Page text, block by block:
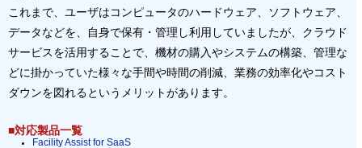
これまで、ユーザはコンピュータのハードウェア、ソフトウェア、
データなどを、自身で保有・管理し利用していましたが、クラウド
サービスを活用することで、機材の購入やシステムの構築、管理な
どに掛かっていた様々な手間や時間の削減、業務の効率化やコスト
ダウンを図れるというメリットがあります。
■対応製品一覧
Facility Assist for SaaS